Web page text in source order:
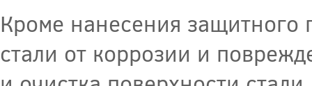
Кроме нанесения защитного
стали от коррозии и